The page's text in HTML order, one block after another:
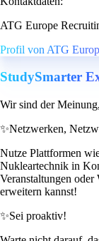
ATG Europe
Profil von ATG
StudySmarter
Wir sind der
✨Netzwerken,
Nutze Plattformen
Nukleartechnik in
Veranstaltungen
erweitern kannst!
✨Sei proaktiv!